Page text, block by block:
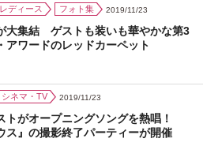
レディース フォト集 2019/11/23
大集結 ゲストも装いも華やかな第3
アワードのレッドカーペット
シネマ・TV 2019/11/23
トがオープニングソングを熱唱！
ス』の撮影終了パーティーが開催